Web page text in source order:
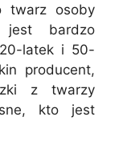
twarz osoby
bardzo
latek i 50-
producent,
z twarzy
kto jest